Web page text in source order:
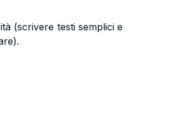
(scrivere testi semplici e